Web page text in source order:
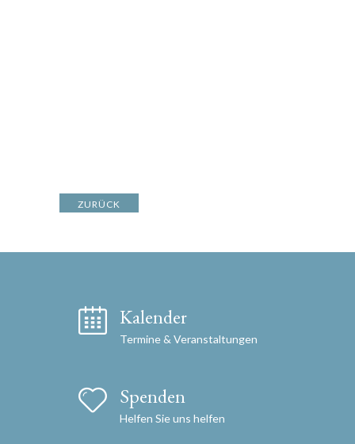
ZURÜCK
Kalender
Termine & Veranstaltungen
Spenden
Helfen Sie uns helfen